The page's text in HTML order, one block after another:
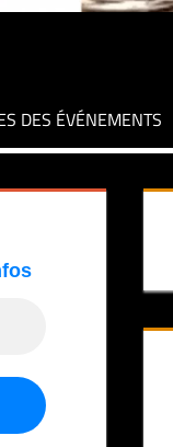
DES ÉVÉNEMENTS